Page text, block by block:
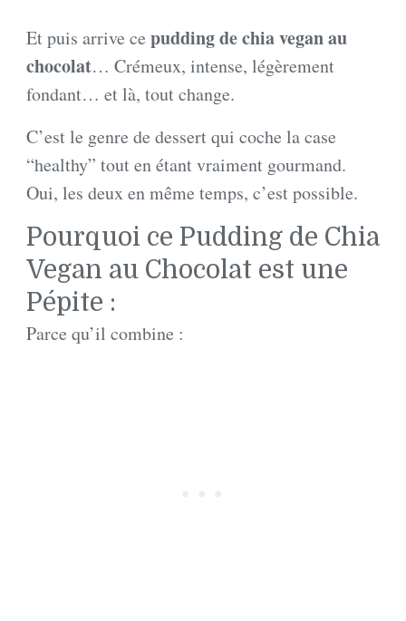
Et puis arrive ce pudding de chia vegan au
chocolat… Crémeux, intense, légèrement
fondant… et là, tout change.
C’est le genre de dessert qui coche la case
“healthy” tout en étant vraiment gourmand.
Oui, les deux en même temps, c’est possible.
Pourquoi ce Pudding de Chia
Vegan au Chocolat est une
Pépite :
Parce qu’il combine :